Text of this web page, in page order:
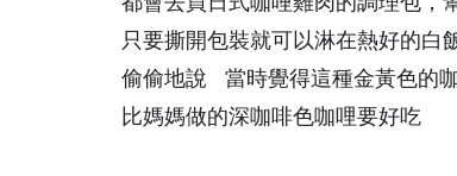
只要撕開包裝就可以淋在熱好的白
偷偷地說 當時覺得這種金黃色的
比媽媽做的深咖啡色咖哩要好吃